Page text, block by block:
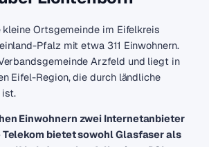
Ortsgemeinde im Eifelkreis
Pfalz mit etwa 311 Einwohnern.
Arzfeld und liegt in
Eifel-Region, die durch ländliche
Einwohnern zwei Internetanbieter
Telekom bietet sowohl Glasfaser als